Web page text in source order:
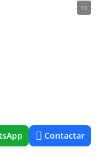
10
Contactar